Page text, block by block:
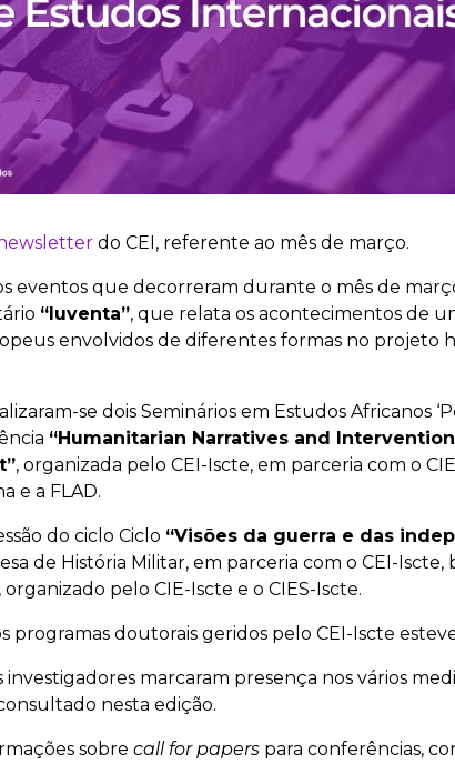
do CEI, referente ao mês de março.
eventos que decorreram durante o mês de
“Iuventa”, que relata os acontecimentos de
envolvidos de diferentes formas no projeto
se dois Seminários em Estudos Africanos
“Humanitarian Narratives and
, organizada pelo CEI-Iscte, em parceria com o
e a FLAD.
do ciclo Ciclo “Visões da guerra e das
de História Militar, em parceria com o CEI-Iscte,
, organizado pelo CIE-Iscte e o CIES-Iscte.
programas doutorais geridos pelo CEI-Iscte
marcaram presença nos vários
nesta edição.
sobre call for papers para conferências,